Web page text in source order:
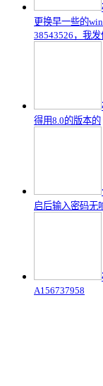
更换早一些的
38543526，我
得用8.0的版本的
启后输入密码无
A156737958